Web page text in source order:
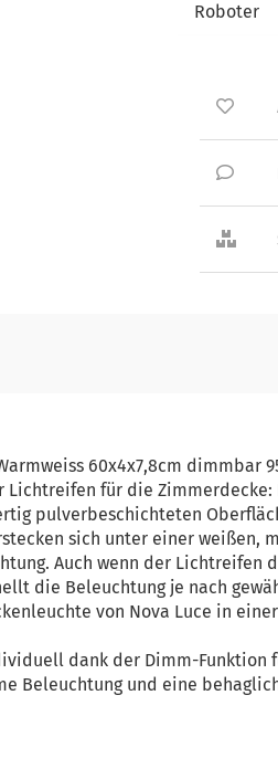
Roboter
60x4x7,8cm dimmbar
Lichtreifen für die
pulverbeschichteten
sich unter einer weißen,
Auch wenn der Lichtreifen
die Beleuchtung je nach
von Nova Luce in
dank der Dimm-Funktion
Beleuchtung und eine